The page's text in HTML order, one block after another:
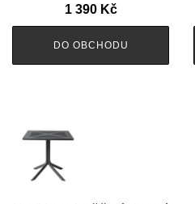
1 390 Kč
DO OBCHODU